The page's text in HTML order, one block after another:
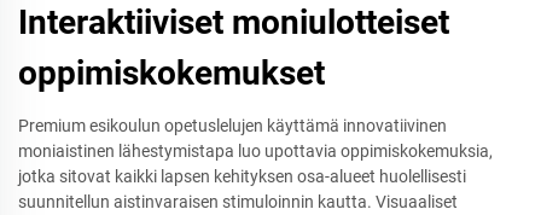
Interaktiiviset moniulotteiset
oppimiskokemukset
Premium esikoulun opetuslelujen käyttämä innovatiivinen
moniaistinen lähestymistapa luo upottavia oppimiskokemuksia,
jotka sitovat kaikki lapsen kehityksen osa-alueet huolellisesti
suunnitellun aistinvaraisen stimuloinnin kautta. Visuaaliset